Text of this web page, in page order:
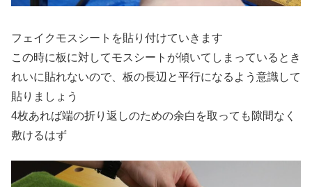
フェイクモスシートを貼り付けていきます
この時に板に対してモスシートが傾いてしまっているとき
れいに貼れないので、板の長辺と平行になるよう意識して
貼りましょう
4枚あれば端の折り返しのための余白を取っても隙間なく
敷けるはず